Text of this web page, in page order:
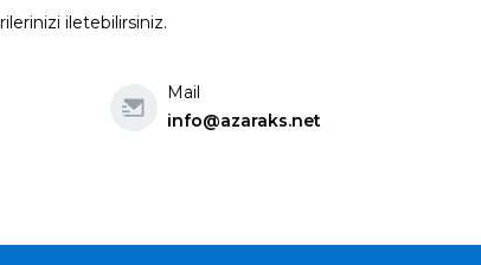
iletebilirsiniz.
Mail
info@azaraks.net